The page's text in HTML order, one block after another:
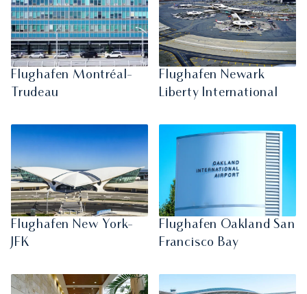
Flughafen Montréal-
Trudeau
Flughafen Newark
Liberty International
Flughafen New York-
JFK
Flughafen Oakland San
Francisco Bay